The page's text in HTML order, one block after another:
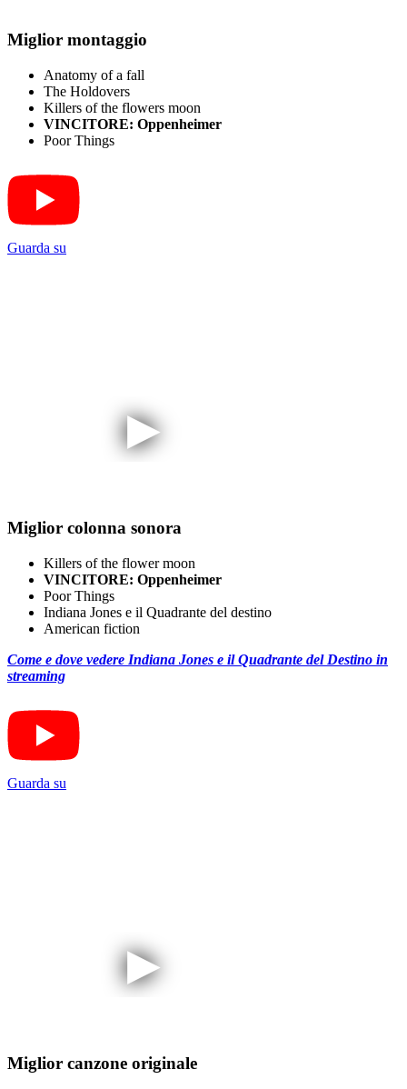
Miglior montaggio
Anatomy of a fall
The Holdovers
Killers of the flowers moon
VINCITORE: Oppenheimer
Poor Things
Guarda su
Miglior colonna sonora
Killers of the flower moon
VINCITORE: Oppenheimer
Poor Things
Indiana Jones e il Quadrante del destino
American fiction
Come e dove vedere Indiana Jones e il Quadrante del Destino in
streaming
Guarda su
Miglior canzone originale